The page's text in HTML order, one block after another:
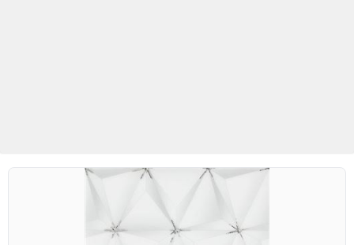
Betaş Cam Mozik olarak tam zamanlı